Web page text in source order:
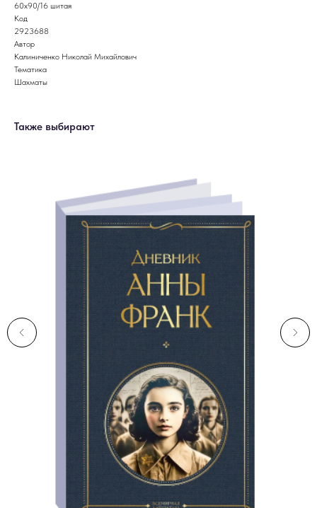
60х90/16 шитая
Код
2923688
Автор
Калиниченко Николай Михайлович
Тематика
Шахматы
Также выбирают